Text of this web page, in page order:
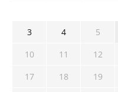
3
4 5
10
11 12
17
18 19